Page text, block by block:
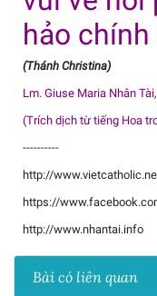
hảo chính
(Thánh Christina)
Lm. Giuse Maria Nhân
(Trích dịch từ tiếng Hoa
----------
http://
https://
http://www.nhantai.info
Bài có liên quan